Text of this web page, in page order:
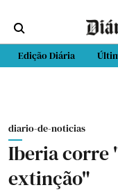
Edição Diária
diario-de-noticias
Iberia corre
extinção"